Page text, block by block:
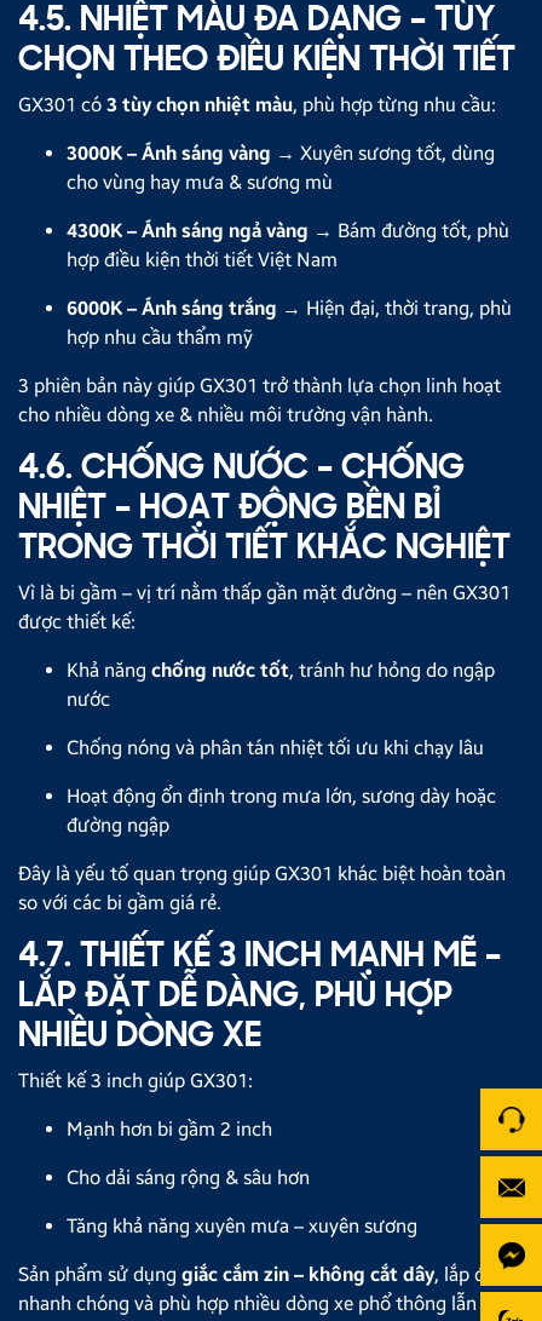
4.5. NHIỆT MÀU ĐA DẠNG – TÙY
CHỌN THEO ĐIỀU KIỆN THỜI TIẾT
GX301 có 3 tùy chọn nhiệt màu, phù hợp từng nhu cầu:
3000K – Ánh sáng vàng → Xuyên sương tốt, dùng
cho vùng hay mưa & sương mù
4300K – Ánh sáng ngả vàng → Bám đường tốt, phù
hợp điều kiện thời tiết Việt Nam
6000K – Ánh sáng trắng → Hiện đại, thời trang, phù
hợp nhu cầu thẩm mỹ
3 phiên bản này giúp GX301 trở thành lựa chọn linh hoạt
cho nhiều dòng xe & nhiều môi trường vận hành.
4.6. CHỐNG NƯỚC – CHỐNG
NHIỆT – HOẠT ĐỘNG BỀN BỈ
TRONG THỜI TIẾT KHẮC NGHIỆT
Vì là bi gầm – vị trí nằm thấp gần mặt đường – nên GX301
được thiết kế:
Khả năng chống nước tốt, tránh hư hỏng do ngập
nước
Chống nóng và phân tán nhiệt tối ưu khi chạy lâu
Hoạt động ổn định trong mưa lớn, sương dày hoặc
đường ngập
Đây là yếu tố quan trọng giúp GX301 khác biệt hoàn toàn
so với các bi gầm giá rẻ.
4.7. THIẾT KẾ 3 INCH MẠNH MẼ –
LẮP ĐẶT DỄ DÀNG, PHÙ HỢP
NHIỀU DÒNG XE
Thiết kế 3 inch giúp GX301:
Mạnh hơn bi gầm 2 inch
Cho dải sáng rộng & sâu hơn
Tăng khả năng xuyên mưa – xuyên sương
Sản phẩm sử dụng giắc cắm zin – không cắt dây, lắp đặt
nhanh chóng và phù hợp nhiều dòng xe phổ thông lẫn xe